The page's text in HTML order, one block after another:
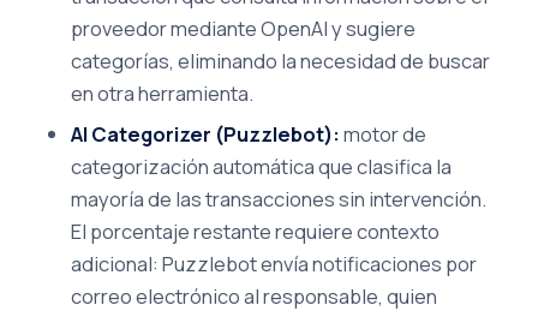
proveedor mediante OpenAI y sugiere
categorías, eliminando la necesidad de buscar
en otra herramienta.
AI Categorizer (Puzzlebot):motor de
categorización automática que clasifica la
mayoría de las transacciones sin intervención.
El porcentaje restante requiere contexto
adicional: Puzzlebot envía notificaciones por
correo electrónico al responsable, quien